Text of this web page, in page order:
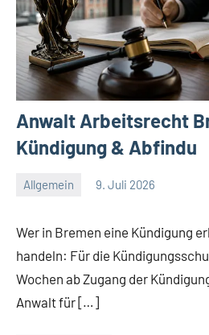
Anwalt Arbeitsrecht
Kündigung & Abfindu
Allgemein 9. Juli 2026
Redaktion
Keine
Wer in Bremen eine Kündigung
handeln: Für die
Wochen ab Zugang der
Anwalt für […]